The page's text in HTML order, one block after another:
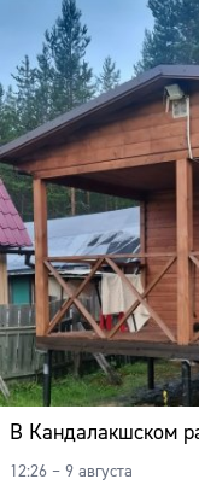
В Кандалакшском
12:26 – 9 августа